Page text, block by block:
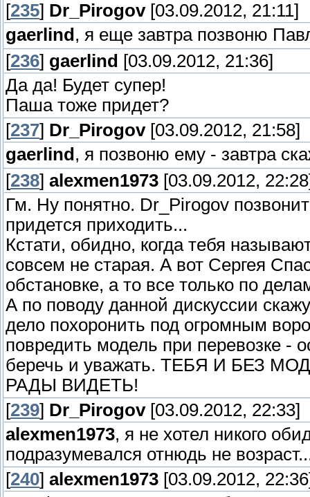
[235] Dr_Pirogov[03.09.2012, 21:11]
gaerlind , я еще завтра позвоню
[236] gaerlind [03.09.2012, 21:36]
Да да! Будет супер!
Паша тоже придет?
[237] Dr_Pirogov[03.09.2012, 21:58]
gaerlind , я позвоню ему - завтра
[238] alexmen1973 [03.09.2012,
Гм. Ну понятно. Dr_Pirogov
придется приходить...
Кстати, обидно, когда тебя
совсем не старая. А вот Сергея
обстановке, а то все только по
А по поводу данной дискуссии
дело похоронить под огромным
повредить модель при перевозке -
беречь и уважать. ТЕБЯ И БЕЗ
РАДЫ ВИДЕТЬ!
[239] Dr_Pirogov[03.09.2012, 22:33]
alexmen1973, я не хотел никого
подразумевался отнюдь не
[240] alexmen1973 [03.09.2012,